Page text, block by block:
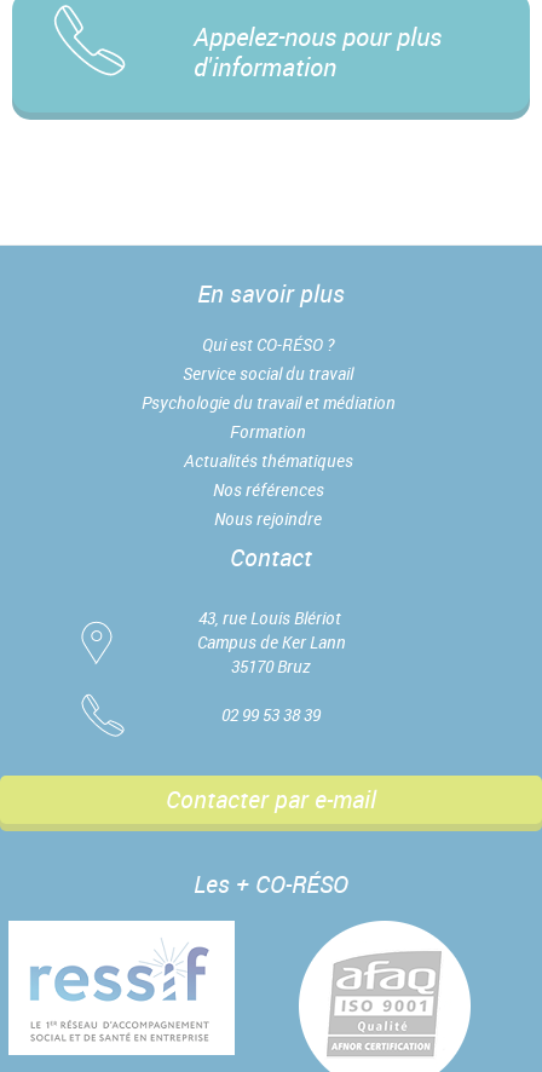
Appelez-nous pour plus
d'information
En savoir plus
Qui est CO-RÉSO ?
Service social du travail
Psychologie du travail et médiation
Formation
Actualités thématiques
Nos références
Nous rejoindre
Contact
43, rue Louis Blériot
Campus de Ker Lann
35170 Bruz
02 99 53 38 39
Contacter par e-mail
Les + CO-RÉSO